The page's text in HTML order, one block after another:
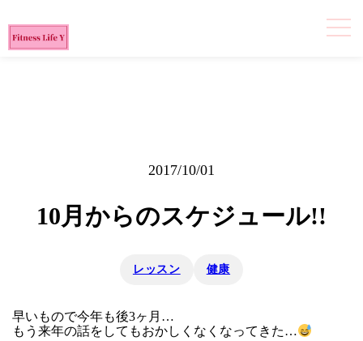
2017/10/01
10月からのスケジュール!!
レッスン 健康
早いもので今年も後3ヶ月…
もう来年の話をしてもおかしくなくなってきた…